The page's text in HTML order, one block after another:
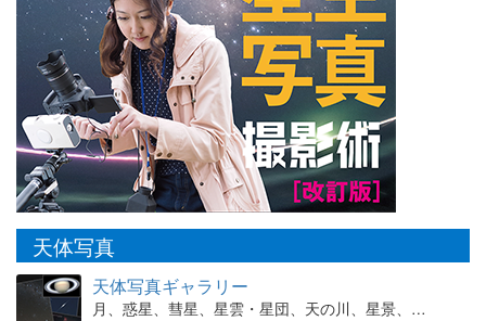
天体写真
天体写真ギャラリー
月、惑星、彗星、星雲・星団、天の川、星景、…